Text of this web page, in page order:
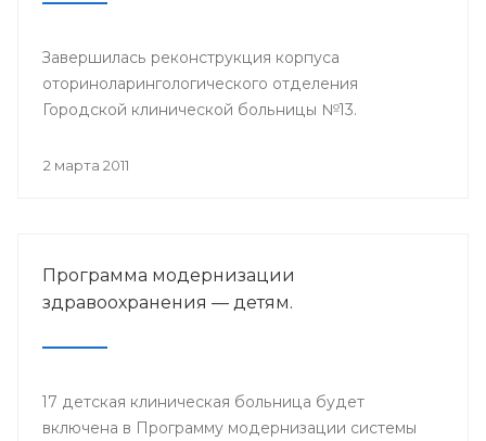
Завершилась реконструкция корпуса
оториноларингологического отделения
Городской клинической больницы №13.
2 марта 2011
Программа модернизации
здравоохранения — детям.
17 детская клиническая больница будет
включена в Программу модернизации системы